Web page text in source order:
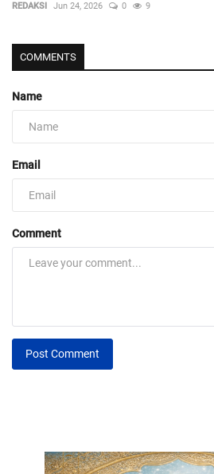
REDAKSI Jun 24, 2026 0 9
COMMENTS
Name
Email
Comment
Post Comment